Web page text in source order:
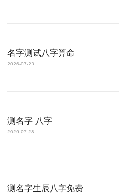
名字测试八字算命
2026-07-23
测名字 八字
2026-07-23
测名字生辰八字免费